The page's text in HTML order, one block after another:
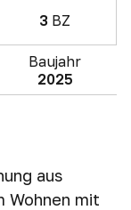
3 BZ
Baujahr
2025
aus
Wohnen mit